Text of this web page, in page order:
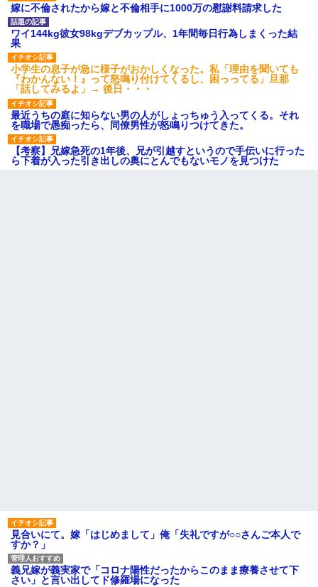
嫁に不倫されたから嫁と不倫相手に1000万の慰謝料請求した
ワイ144kg彼女98kgデブカップル、1年間毎日行為しまくった結
果
小学生の息子が急に様子がおかしくなった。私「理由を聞いても
『わかんない！』って怒鳴り付けてくるし、困っってる」旦那
「話してみるよ」→ 後日・・・
最近うちの庭に知らない男の人がしょっちゅう入ってくる。それ
を職場で愚痴ったら、同僚男性が怒鳴りつけてきた。
【考察】兄嫁急死の1年後、兄が引越すというので手伝いに行った
ら下着が入った引き出しの奥にとんでもないモノを見つけた
見合いにて。嫁「はじめまして」俺「失礼ですが○○さんご本人で
すか？」
義兄嫁が義実家で「コロナ陽性だったからこのまま療養させて下
さい」と言い出してド修羅場になった